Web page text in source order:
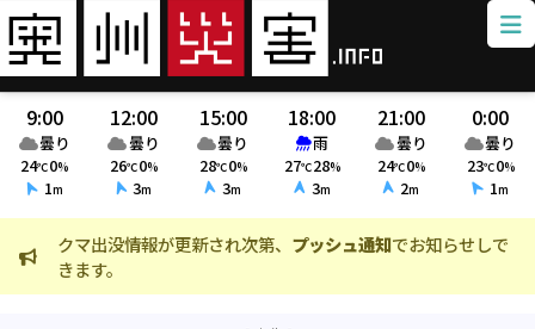
9:00
曇り
24℃0%
1m
12:00
曇り
26℃0%
3m
15:00
曇り
28℃0%
3m
18:00
雨
27℃28%
3m
21:00
曇り
24℃0%
2m
0:00
曇り
23℃0%
1m
クマ出没情報が更新され次第、プッシュ通知でお知らせしで
きます。
火災情